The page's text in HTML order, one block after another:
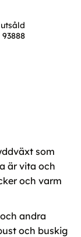
93888
som
är vita och
och varm
andra
och buskig